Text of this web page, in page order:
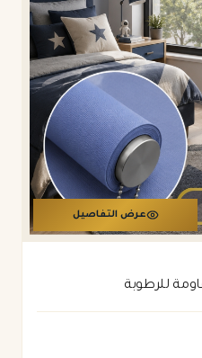
عرض التفاصيل
للرطوبة